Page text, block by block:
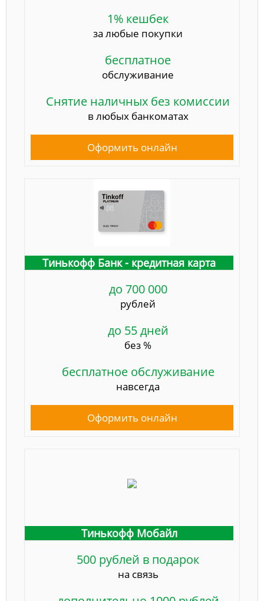
1% кешбек
за любые покупки
бесплатное
обслуживание
Снятие наличных без комиссии
в любых банкоматах
Оформить онлайн
Тинькофф Банк - кредитная карта
до 700 000
рублей
до 55 дней
без %
бесплатное обслуживание
навсегда
Оформить онлайн
Тинькофф Мобайл
500 рублей в подарок
на связь